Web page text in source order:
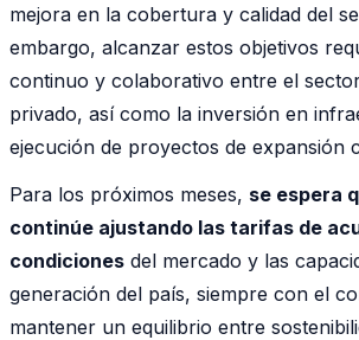
mejora en la cobertura y calidad del
embargo, alcanzar estos objetivos
continuo y colaborativo entre el
privado, así como la inversión en
ejecución de proyectos de expansión
Para los próximos meses, se espera
continúe ajustando las tarifas de
condiciones del mercado y las
generación del país, siempre con el
mantener un equilibrio entre